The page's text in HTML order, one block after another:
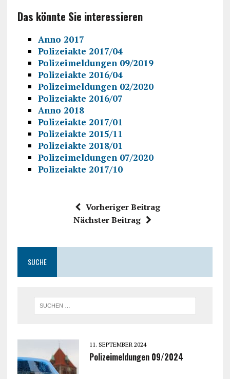
Das könnte Sie interessieren
Anno 2017
Polizeiakte 2017/04
Polizeimeldungen 09/2019
Polizeiakte 2016/04
Polizeimeldungen 02/2020
Polizeiakte 2016/07
Anno 2018
Polizeiakte 2017/01
Polizeiakte 2015/11
Polizeiakte 2018/01
Polizeimeldungen 07/2020
Polizeiakte 2017/10
Vorheriger Beitrag
Nächster Beitrag
SUCHE
11. SEPTEMBER 2024
Polizeimeldungen 09/2024